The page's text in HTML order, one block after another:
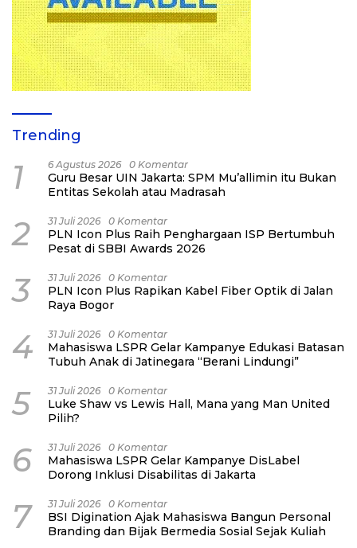
Trending
1 6 Agustus 2026 0 Komentar
Guru Besar UIN Jakarta: SPM Mu’allimin itu Bukan
Entitas Sekolah atau Madrasah
2 31 Juli 2026 0 Komentar
PLN Icon Plus Raih Penghargaan ISP Bertumbuh
Pesat di SBBI Awards 2026
3 31 Juli 2026 0 Komentar
PLN Icon Plus Rapikan Kabel Fiber Optik di Jalan
Raya Bogor
4 31 Juli 2026 0 Komentar
Mahasiswa LSPR Gelar Kampanye Edukasi Batasan
Tubuh Anak di Jatinegara “Berani Lindungi”
5 31 Juli 2026 0 Komentar
Luke Shaw vs Lewis Hall, Mana yang Man United
Pilih?
6 31 Juli 2026 0 Komentar
Mahasiswa LSPR Gelar Kampanye DisLabel
Dorong Inklusi Disabilitas di Jakarta
7 31 Juli 2026 0 Komentar
BSI Digination Ajak Mahasiswa Bangun Personal
Branding dan Bijak Bermedia Sosial Sejak Kuliah